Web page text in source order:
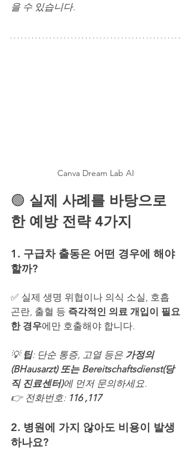
을 수 있습니다.
Canva Dream Lab AI
🟢 실제 사례를 바탕으로
한 예방 전략 4가지
1. 구급차 출동은 어떤 경우에 해야
할까?
✅ 실제 생명 위협이나 의식 소실, 호흡
곤란, 출혈 등 즉각적인 의료 개입이 필요
한 경우에만 호출해야 합니다.
💡 팁: 단순 통증, 고열 등은 가정의
(BHausarzt) 또는 Bereitschaftsdienst(당
직 진료센터)에 먼저 문의하세요.
👉 전화번호: 116 ,117
2. 병원에 가지 않아도 비용이 발생
하나요?